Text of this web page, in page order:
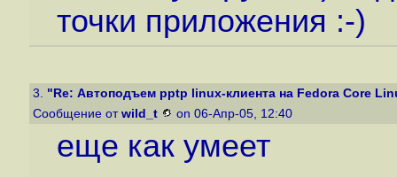
точки приложения :-)
3. "Re: Автоподъем pptp linux-клиента на Fedora Core
Сообщение от wild_t on 06-Апр-05, 12:40
еще как умеет